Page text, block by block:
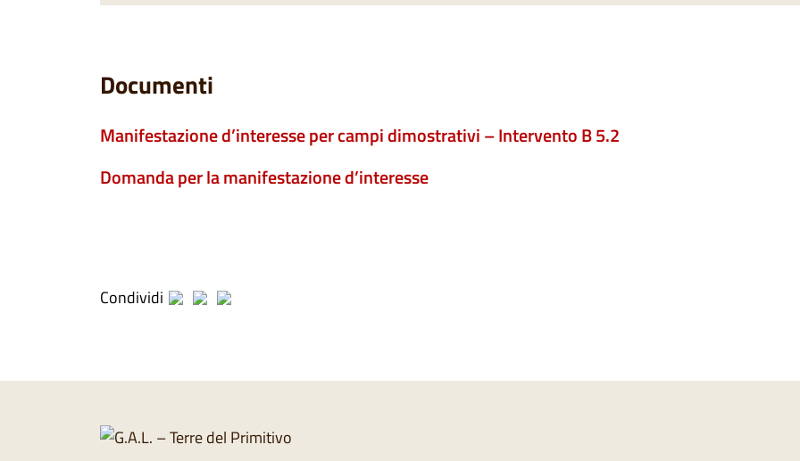
Documenti
Manifestazione d’interesse per campi dimostrativi – Intervento B 5.2
Domanda per la manifestazione d’interesse
Condividi